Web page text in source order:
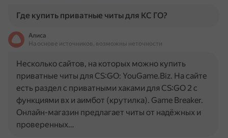
Где купить приватные читы для КС ГО?
Алиса
На основе источников, возможны неточности
Несколько сайтов, на которых можно купить
приватные читы для CS:GO: YouGame.Biz. На сайте
есть раздел с приватными хаками для CS:GO 2 с
функциями вх и аимбот (крутилка). Game Breaker.
Онлайн-магазин предлагает читы от надёжных и
проверенных…